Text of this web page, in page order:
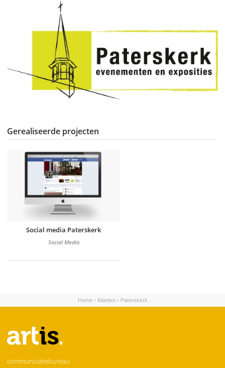
Gerealiseerde projecten
Social media Paterskerk
Social Media
U bent hier
Home› Klanten› Paterskerk
communicatiebureau